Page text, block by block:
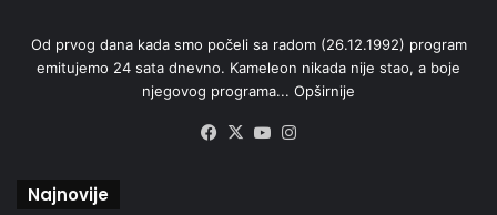
Od prvog dana kada smo počeli sa radom (26.12.1992) program
emitujemo 24 sata dnevno. Kameleon nikada nije stao, a boje
njegovog programa... Opširnije
Facebook
X YouTube
Najnovije